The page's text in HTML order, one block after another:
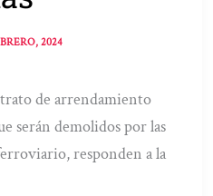
2024
de arrendamiento
serán demolidos por las
responden a la